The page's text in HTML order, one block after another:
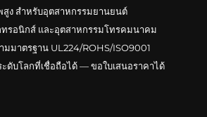
ง สำหรับอุตสาหกรรมยานยนต์
ทรอนิกส์ และอุตสาหกรรมโทรคมนาคม
มมาตรฐาน UL224/ROHS/ISO9001
ดับโลกที่เชื่อถือได้ — ขอใบเสนอราคาได้